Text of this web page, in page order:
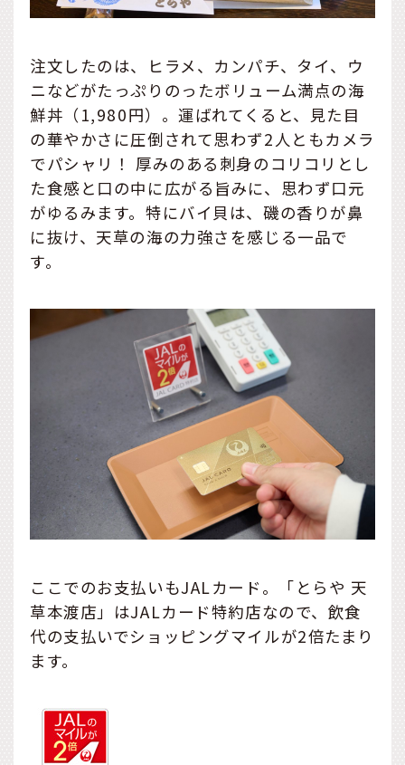
注文したのは、ヒラメ、カンパチ、タイ、ウ
ニなどがたっぷりのったボリューム満点の海
鮮丼（1,980円）。運ばれてくると、見た目
の華やかさに圧倒されて思わず2人ともカメラ
でパシャリ！ 厚みのある刺身のコリコリとし
た食感と口の中に広がる旨みに、思わず口元
がゆるみます。特にバイ貝は、磯の香りが鼻
に抜け、天草の海の力強さを感じる一品で
す。
ここでのお支払いもJALカード。「とらや 天
草本渡店」はJALカード特約店なので、飲食
代の支払いでショッピングマイルが2倍たまり
ます。